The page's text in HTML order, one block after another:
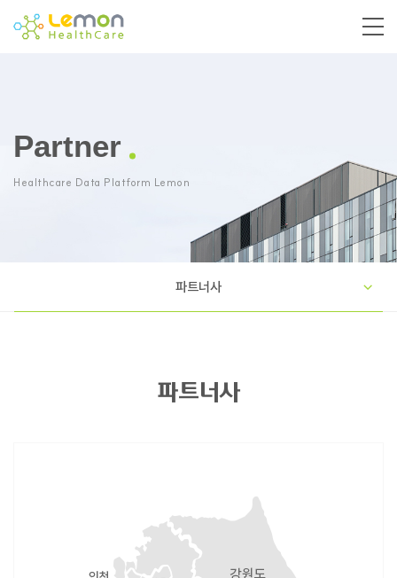
Partner
Healthcare Data Platform Lemon
파트너사
파트너사